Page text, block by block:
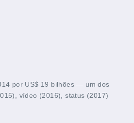
por US$ 19 bilhões — um dos
vídeo (2016), status (2017)